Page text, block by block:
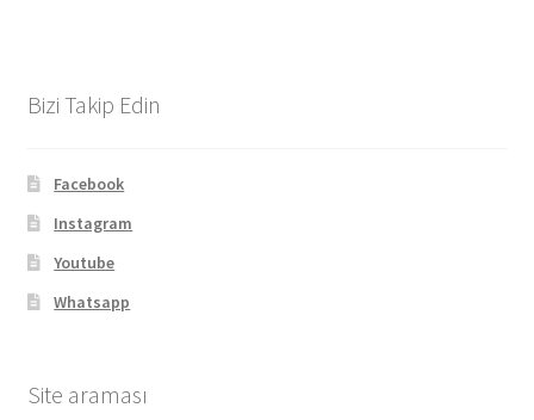
Bizi Takip Edin
Facebook
Instagram
Youtube
Whatsapp
Site araması